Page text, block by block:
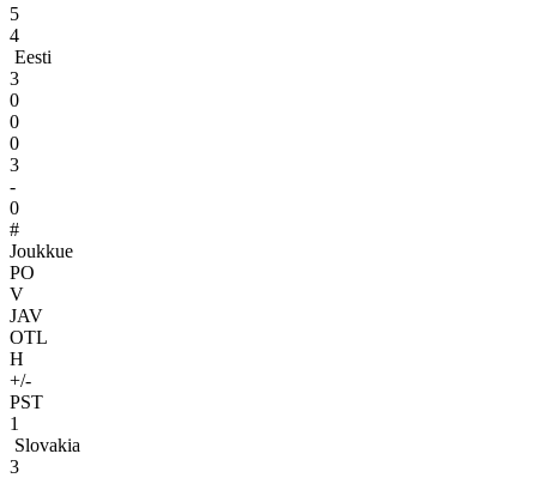
5
4
Eesti
3
0
0
0
3
-
0
#
Joukkue
PO
V
JAV
OTL
H
+/-
PST
1
Slovakia
3